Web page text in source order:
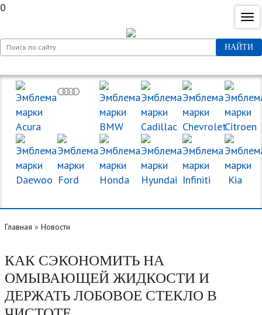
0
НАЙТИ
Главная » Новости
КАК СЭКОНОМИТЬ НА
ОМЫВАЮЩЕЙ ЖИДКОСТИ И
ДЕРЖАТЬ ЛОБОВОЕ СТЕКЛО В